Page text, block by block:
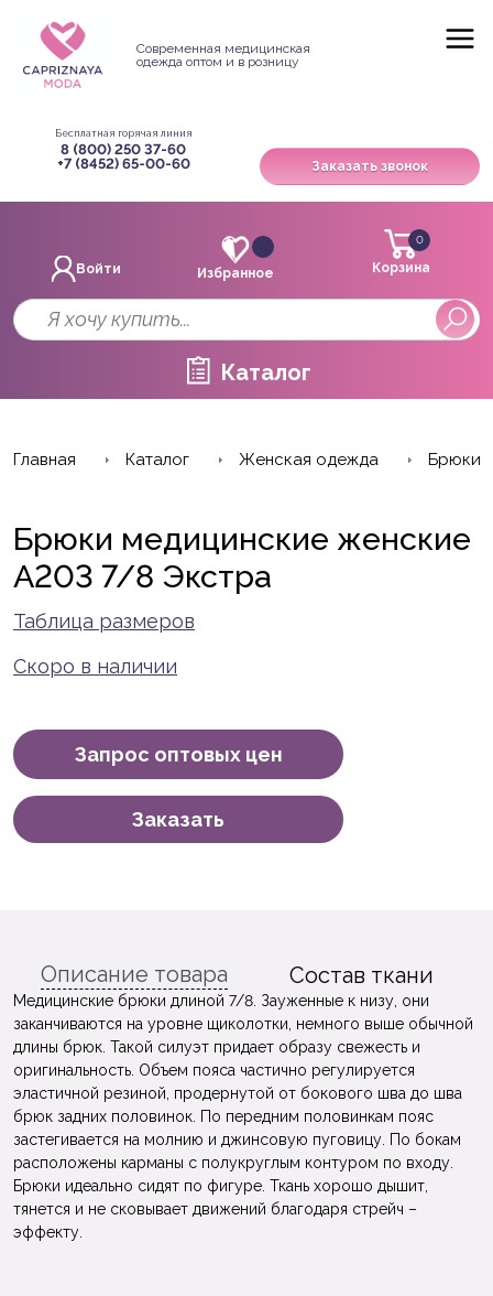
Современная медицинская
одежда оптом и в розницу
Бесплатная горячая линия
8 (800) 250 37-60
+7 (8452) 65-00-60
Заказать звонок
Каталог
Войти Избранное
0
Корзина
Главная Каталог Женская одежда Брюки
Брюки медицинские женские
A203 7/8 Экстра
Таблица размеров
Скоро в наличии
Запрос оптовых цен
Заказать
Описание товара Состав ткани
Медицинские брюки длиной 7/8. Зауженные к низу, они
заканчиваются на уровне щиколотки, немного выше обычной
длины брюк. Такой силуэт придает образу свежесть и
оригинальность. Объем пояса частично регулируется
эластичной резиной, продернутой от бокового шва до шва
брюк задних половинок. По передним половинкам пояс
застегивается на молнию и джинсовую пуговицу. По бокам
расположены карманы с полукруглым контуром по входу.
Брюки идеально сидят по фигуре. Ткань хорошо дышит,
тянется и не сковывает движений благодаря стрейч –
эффекту.